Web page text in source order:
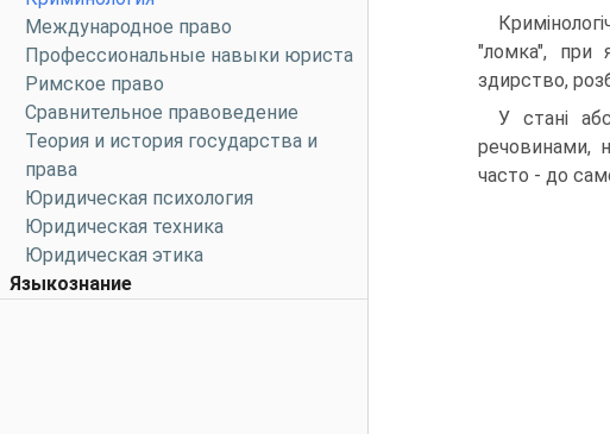
Международное право
Профессиональные навыки юриста
Римское право
Сравнительное правоведение
Теория и история государства и
права
Юридическая психология
Юридическая техника
Юридическая этика
Языкознание
"ломка", при
здирство,
У стані
речовинами,
часто - до